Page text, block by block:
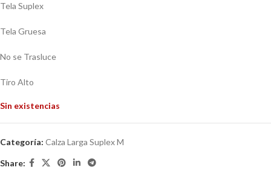
Tela Suplex
Tela Gruesa
No se Trasluce
Tiro Alto
Sin existencias
Categoría: Calza Larga Suplex M
Share: